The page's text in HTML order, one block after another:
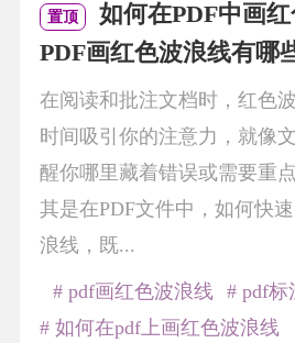
置顶
如何在PDF中画
PDF画红色波浪线有哪
在阅读和批注文档时，红色
时间吸引你的注意力，就像
醒你哪里藏着错误或需要重
其是在PDF文件中，如何快
浪线，既...
# pdf画红色波浪线
# pdf标
# 如何在pdf上画红色波浪线